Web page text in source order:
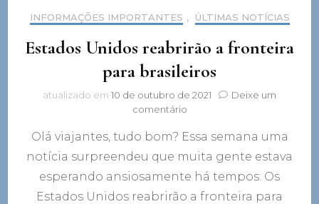
INFORMAÇÕES IMPORTANTES , ÚLTIMAS NOTÍCIAS
Estados Unidos reabrirão a fronteira
para brasileiros
atualizado em 10 de outubro de 2021
Deixe um
comentárioem
Unidos
reabrirão
fronteira
para
Olá viajantes, tudo bom? Essa semana uma
notícia surpreendeu que muita gente estava
esperando ansiosamente há tempos: Os
Estados Unidos reabrirão a fronteira para